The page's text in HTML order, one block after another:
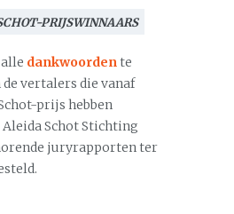
PRIJSWINNAARS
dankwoordente
vertalers die vanaf
prijs hebben
Schot Stichting
juryrapporten ter